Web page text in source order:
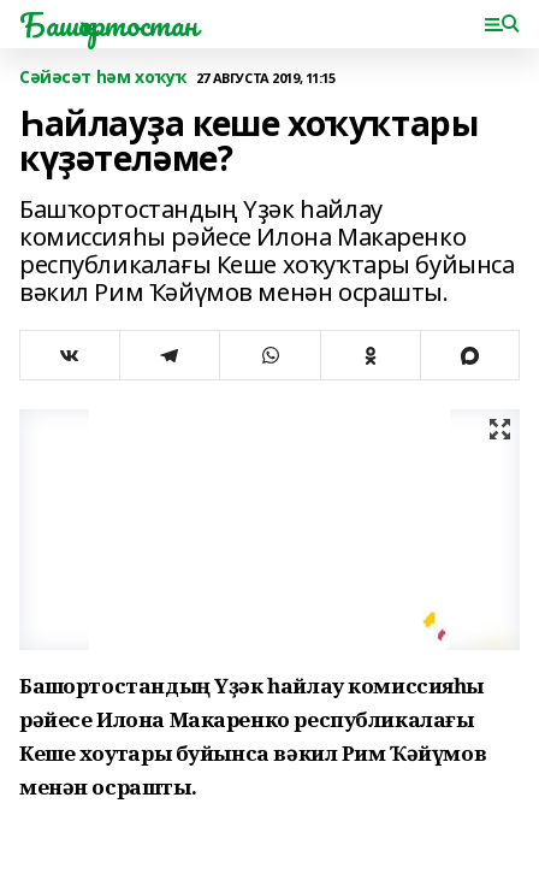
Башҡортостан
Сәйәсәт һәм хоҡуҡ 27 АВГУСТА 2019, 11:15
Һайлауҙа кеше хоҡуҡтары
күҙәтеләме?
Башҡортостандың Үҙәк һайлау
комиссияһы рәйесе Илона Макаренко
республикалағы Кеше хоҡуҡтары буйынса
вәкил Рим Ҡәйүмов менән осрашты.
Башҡортостандың Үҙәк һайлау комиссияһы
рәйесе Илона Макаренко республикалағы
Кеше хоҡуҡтары буйынса вәкил Рим Ҡәйүмов
менән осрашты.